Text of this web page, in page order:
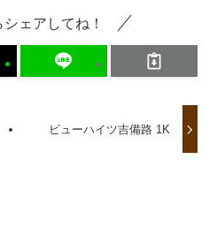
ェアしてね！
ビューハイツ吉備路 1K